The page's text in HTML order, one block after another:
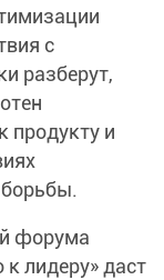
с
разберут,
продукту и
форума
к лидеру» даст